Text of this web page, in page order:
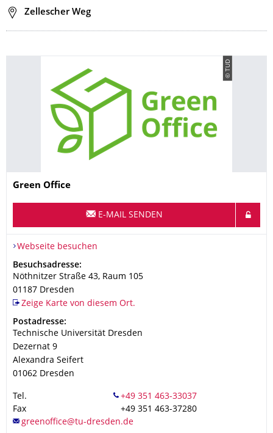
Adresse
Zellescher Weg
© TUD
Name
Green Office
E-MAIL SENDEN
Webseite besuchen
Adresse
Besuchsadresse:
Nöthnitzer Straße 43, Raum 105
01187 Dresden
Zeige Karte von diesem Ort.
Adresse
Postadresse:
Technische Universität Dresden
Dezernat 9
Alexandra Seifert
01062 Dresden
Tel.
Fax
+49 351 463-37280